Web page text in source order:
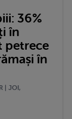
36%
în
petrece
în
| JOI,